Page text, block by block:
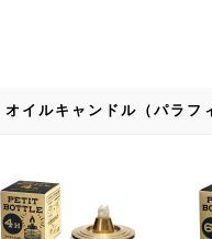
オイルキャンドル（パラフ